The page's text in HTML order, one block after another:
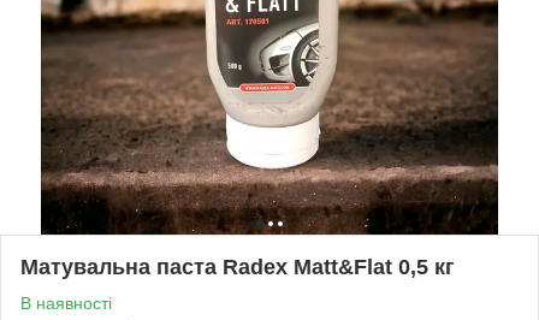
Матувальна паста Radex Matt&Flat 0,5 кг
В наявності